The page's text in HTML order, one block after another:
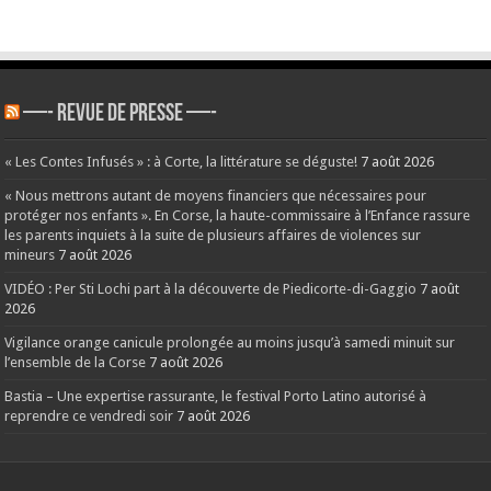
—- REVUE DE PRESSE —-
« Les Contes Infusés » : à Corte, la littérature se déguste! 7 août 2026
« Nous mettrons autant de moyens financiers que nécessaires pour
protéger nos enfants ». En Corse, la haute-commissaire à l’Enfance rassure
les parents inquiets à la suite de plusieurs affaires de violences sur
mineurs 7 août 2026
VIDÉO : Per Sti Lochi part à la découverte de Piedicorte-di-Gaggio 7 août
2026
Vigilance orange canicule prolongée au moins jusqu’à samedi minuit sur
l’ensemble de la Corse 7 août 2026
Bastia – Une expertise rassurante, le festival Porto Latino autorisé à
reprendre ce vendredi soir 7 août 2026